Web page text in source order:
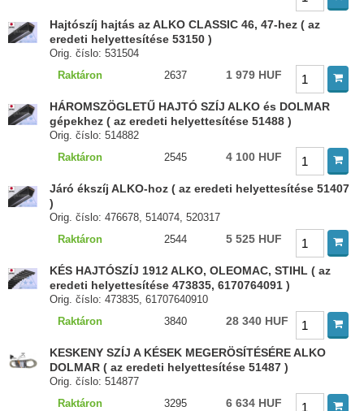
Hajtószíj hajtás az ALKO CLASSIC 46, 47-hez ( az
eredeti helyettesítése 53150 )
Orig. číslo: 531504
Raktáron
2637 1 979 HUF
HÁROMSZÖGLETŰ HAJTÓ SZÍJ ALKO és DOLMAR
gépekhez ( az eredeti helyettesítése 51488 )
Orig. číslo: 514882
Raktáron
2545 4 100 HUF
Járó ékszíj ALKO-hoz ( az eredeti helyettesítése 51407
)
Orig. číslo: 476678, 514074, 520317
Raktáron
2544 5 525 HUF
KÉS HAJTÓSZÍJ 1912 ALKO, OLEOMAC, STIHL ( az
eredeti helyettesítése 473835, 6170764091 )
Orig. číslo: 473835, 61707640910
Raktáron
3840 28 340 HUF
KESKENY SZÍJ A KÉSEK MEGERÖSÍTÉSÉRE ALKO
DOLMAR ( az eredeti helyettesítése 51487 )
Orig. číslo: 514877
Raktáron
3295 6 634 HUF